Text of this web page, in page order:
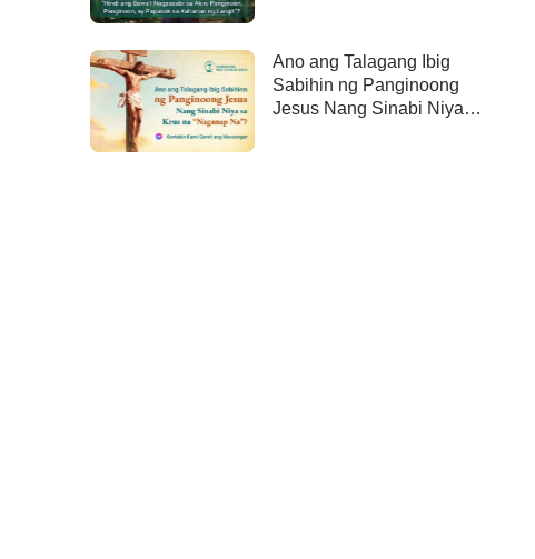
ng langit”?
Ano ang Talagang Ibig
Sabihin ng Panginoong
Jesus Nang Sinabi Niya